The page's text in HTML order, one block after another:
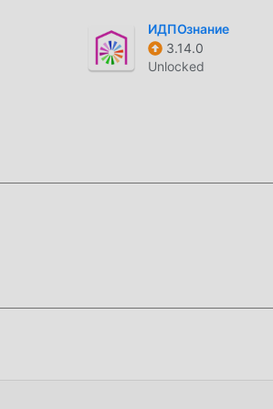
ИДПОзнание
3.14.0
Unlocked